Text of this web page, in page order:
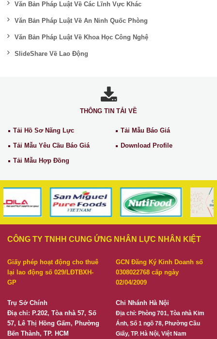
Văn Bản Pháp Luật Về Các Lĩnh Vực Khác
Văn Bản Pháp Luật Về An Ninh Quốc Phòng
Văn Bản Pháp Luật Về Khoa Học Công Nghệ
SlideShare Về Lao Động
THÔNG TIN TẢI VỀ
Tải Hồ Sơ Năng Lực Tải Mẫu Báo Giá
Tải Mẫu Yêu Cầu Báo Giá Download Profile
Tải Mẫu Hợp Đồng
CÔNG TY TNHH CUNG ỨNG NHÂN LỰC NHÂN KIỆT
Giấy phép hoạt động cho thuê
lại lao động số 029/LĐTBXH-
GP
Trụ Sở Chính
Điạ chỉ: P.202, Tòa nhà 57, Số
57, Lê Thị Hồng Gấm, Phường
Bến Thành, TP. HCM
GCN Đăng Ký Kinh Doanh số
0308022768 cấp ngày
02/04/2009
Chi Nhánh Hà Nội
Địa chỉ: Phòng 701, Tòa nhà Kim
Ánh, Số 1 ngõ 78, Phường Cầu
Giấy, TP. Hà Nội, Việt Nam